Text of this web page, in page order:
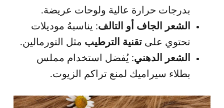
بدرجات حرارة عالية ولوحات عريضة.
الشعر الجاف أو التالف: يناسبهُ موديلات
تحتوي علىتقنية الترطيب مثل التورمالين.
الشعر الدهني: يُفضل استخدام مملس
بطلاء سيراميك لمنع تراكم الزيوت.